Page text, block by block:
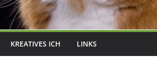
KREATIVES ICH LINKS